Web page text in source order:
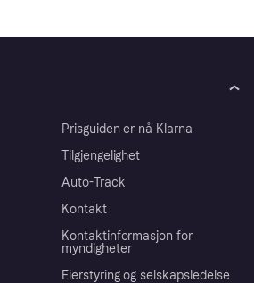
Prisguiden er nå Klarna
Tilgjengelighet
Auto-Track
Kontakt
Kontaktinformasjon for
myndigheter
Eierstyring og selskapsledelse